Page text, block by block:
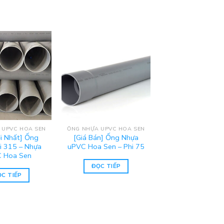
HOA SEN
Nhất] Ống
315 – Nhựa
Hoa Sen
TIẾP
ỐNG NHỰA UPVC HOA SEN
[Giá Bán] Ống Nhựa
uPVC Hoa Sen – Phi 75
ĐỌC TIẾP